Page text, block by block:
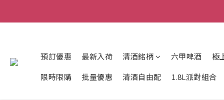
預訂優惠 最新入荷 清酒銘柄 六甲啤酒
極
限時限購
批量優惠 清酒自由配 1.8L派對組合